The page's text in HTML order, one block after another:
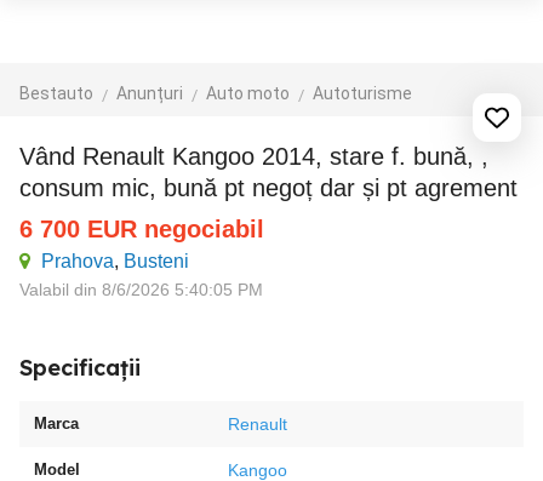
Bestauto Anunțuri Auto moto Autoturisme
Vând Renault Kangoo 2014, stare f. bună, ,
consum mic, bună pt negoț dar și pt agrement
6 700 EUR negociabil
Prahova, Busteni
Valabil din 8/6/2026 5:40:05 PM
Specificații
Marca Renault
Model Kangoo